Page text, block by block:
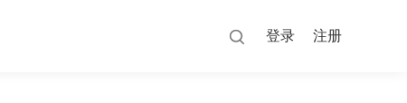
登录 注册